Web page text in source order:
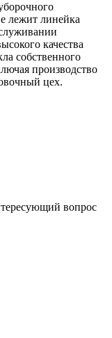
лежит линейка
качества
собственного
производство
цех.
вопрос